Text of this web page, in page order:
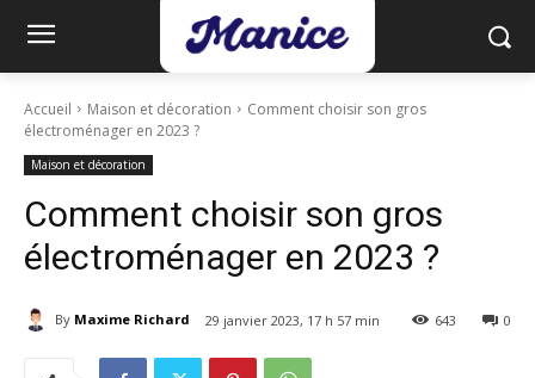
Accueil Maison et décoration
Comment choisir son gros
électroménager en 2023 ?
Maison et décoration
Comment choisir son gros
électroménager en 2023 ?
By Maxime Richard 29 janvier 2023, 17 h 57 min 0
643